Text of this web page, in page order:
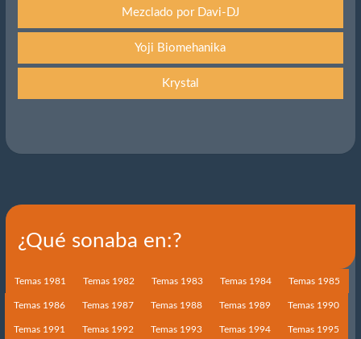
Mezclado por Davi-DJ
Yoji Biomehanika
Krystal
¿Qué sonaba en:?
Temas 1981 Temas 1982 Temas 1983 Temas 1984 Temas 1985
Temas 1986 Temas 1987 Temas 1988 Temas 1989 Temas 1990
Temas 1991 Temas 1992 Temas 1993 Temas 1994 Temas 1995